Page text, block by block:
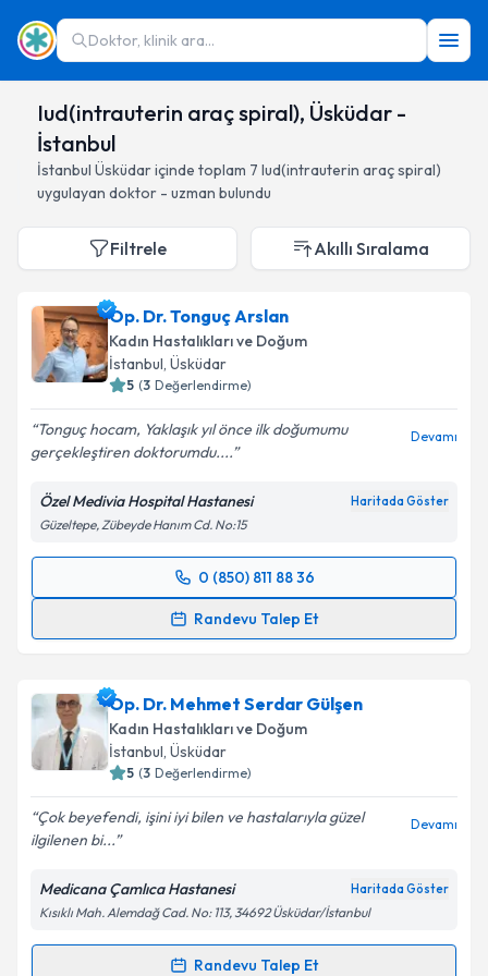
Doktor, klinik ara...
Iud(intrauterin araç spiral), Üsküdar -
İstanbul
İstanbul Üsküdariçinde toplam 7 Iud(intrauterin araç spiral)
uygulayan doktor - uzman bulundu
Filtrele Akıllı Sıralama
Op. Dr. Tonguç Arslan
Kadın Hastalıkları ve Doğum
İstanbul, Üsküdar
5 (3 Değerlendirme)
Tonguç hocam, Yaklaşık yıl önce ilk doğumumu
gerçekleştiren doktorumdu....
Devamı
Özel Medivia Hospital Hastanesi Haritada Göster
Güzeltepe, Zübeyde Hanım Cd. No:15
0 (850) 811 88 36
Randevu Talep Et
Randevu Takvimi Talebi
takvim hazırlandığında e-posta ile bilgilendireceğiz.
E-posta Adresiniz
kapsamda işlenmesini kabul ediyorum.
Takvim Talebini Gönder
Op. Dr. Mehmet Serdar Gülşen
Kadın Hastalıkları ve Doğum
İstanbul, Üsküdar
5 (3 Değerlendirme)
Çok beyefendi, işini iyi bilen ve hastalarıyla güzel
ilgilenen bi...
Devamı
Medicana Çamlıca Hastanesi Haritada Göster
Kısıklı Mah. Alemdağ Cad. No: 113, 34692 Üsküdar/İstanbul
Randevu Talep Et